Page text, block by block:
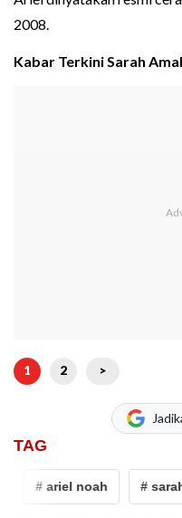
2008.
Kabar Terkini Sarah
1 2 >
TAG
# ariel noah # sarah